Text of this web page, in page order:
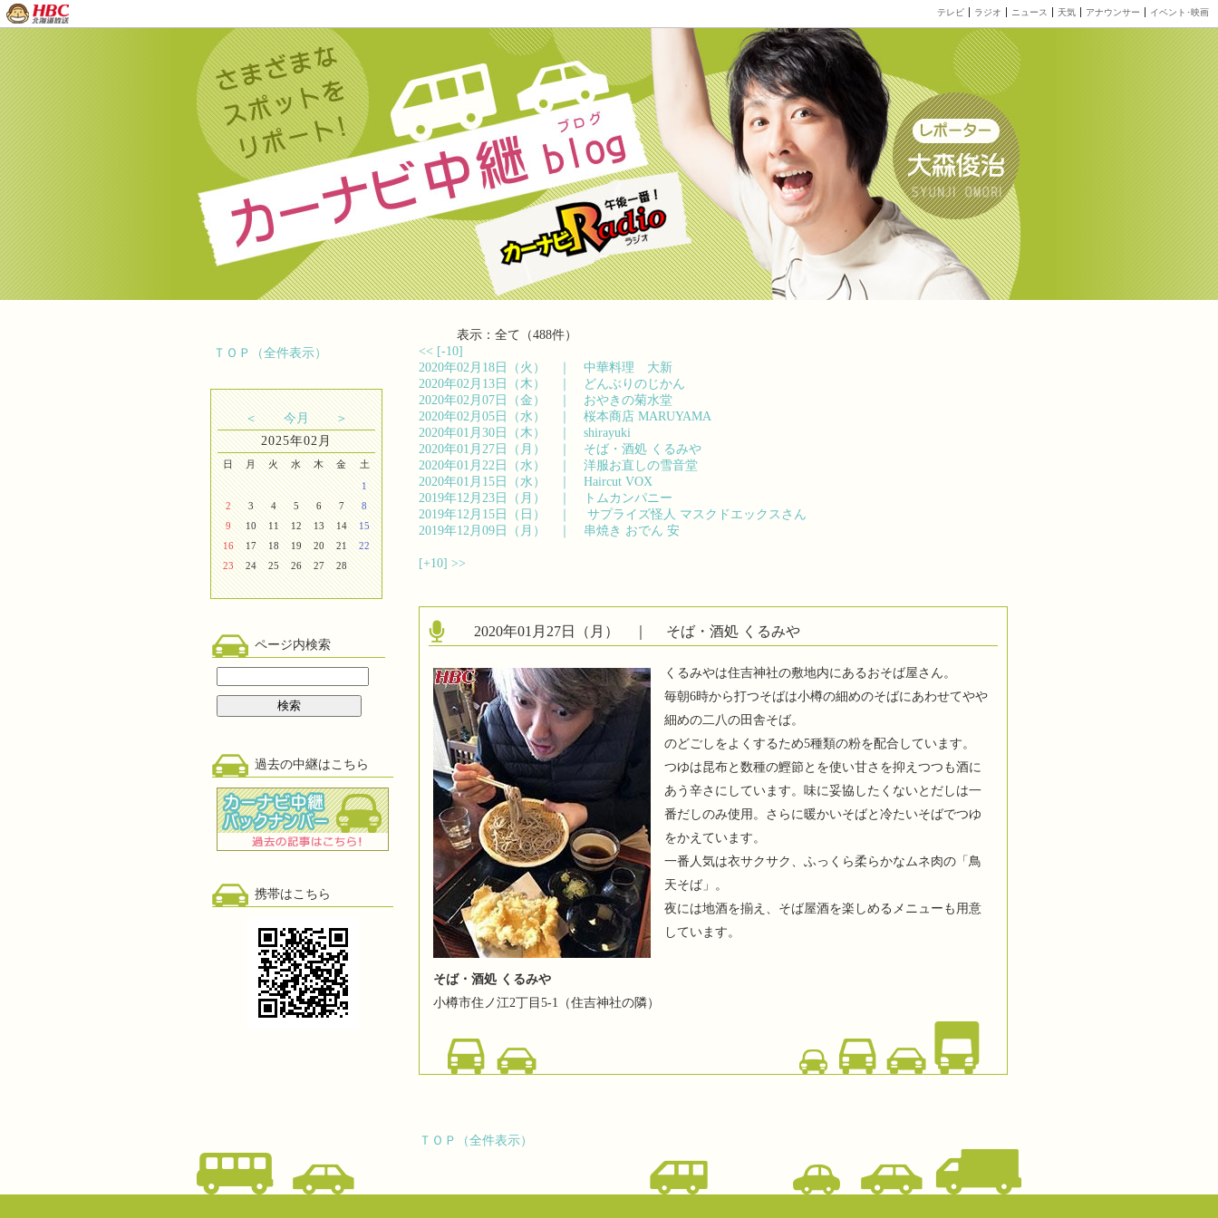
テレビ ラジオ ニュース 天気 アナウンサー イベント･映画
ＴＯＰ（全件表示）
＜ 今月
＞
2025年02月
日 月 火 水 木 金
土
1
2
3 4 5 6 7
8
9
10 11 12 13 14
15
16
17 18 19 20 21
22
23
24 25 26 27 28
ページ内検索
過去の中継はこちら
携帯はこちら
表示：全て（488件）
<< [-10]
2020年02月18日（火） ｜ 中華料理 大新
2020年02月13日（木） ｜
どんぶりのじかん
2020年02月07日（金） ｜ おやきの菊水堂
2020年02月05日（水） ｜ 桜本商店 MARUYAMA
2020年01月30日（木） ｜ shirayuki
2020年01月27日（月） ｜ そば・酒処 くるみや
2020年01月22日（水） ｜ 洋服お直しの雪音堂
2020年01月15日（水） ｜ Haircut VOX
2019年12月23日（月） ｜
トムカンパニー
2019年12月15日（日） ｜
サプライズ怪人 マスクドエックスさん
2019年12月09日（月） ｜ 串焼き おでん 安
[+10] >>
2020年01月27日（月） ｜ そば・酒処 くるみや
くるみやは住吉神社の敷地内にあるおそば屋さん。
毎朝6時から打つそばは小樽の細めのそばにあわせてやや
細めの二八の田舎そば。
のどごしをよくするため5種類の粉を配合しています。
つゆは昆布と数種の鰹節とを使い甘さを抑えつつも酒に
あう辛さにしています。味に妥協したくないとだしは一
番だしのみ使用。さらに暖かいそばと冷たいそばでつゆ
をかえています。
一番人気は衣サクサク、ふっくら柔らかなムネ肉の「鳥
天そば」。
夜には地酒を揃え、そば屋酒を楽しめるメニューも用意
しています。
そば・酒処 くるみや
小樽市住ノ江2丁目5-1（住吉神社の隣）
ＴＯＰ（全件表示）